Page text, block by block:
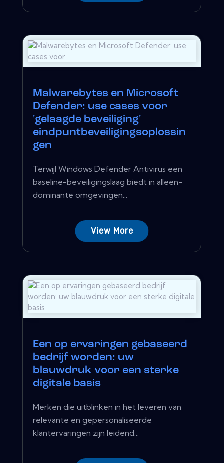
Malwarebytes en Microsoft
Defender: use cases voor
'gelaagde beveiliging'
eindpuntbeveiligingsoplossin
gen
Terwijl Windows Defender Antivirus een
baseline-beveiligingslaag biedt in alleen-
dominante omgevingen...
View More
Een op ervaringen gebaseerd
bedrijf worden: uw
blauwdruk voor een sterke
digitale basis
Merken die uitblinken in het leveren van
relevante en gepersonaliseerde
klantervaringen zijn leidend...